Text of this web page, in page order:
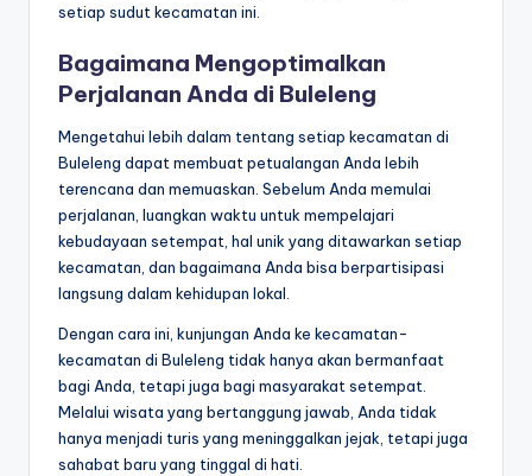
setiap sudut kecamatan ini.
Bagaimana Mengoptimalkan
Perjalanan Anda di Buleleng
Mengetahui lebih dalam tentang setiap kecamatan di
Buleleng dapat membuat petualangan Anda lebih
terencana dan memuaskan. Sebelum Anda memulai
perjalanan, luangkan waktu untuk mempelajari
kebudayaan setempat, hal unik yang ditawarkan setiap
kecamatan, dan bagaimana Anda bisa berpartisipasi
langsung dalam kehidupan lokal.
Dengan cara ini, kunjungan Anda ke kecamatan-
kecamatan di Buleleng tidak hanya akan bermanfaat
bagi Anda, tetapi juga bagi masyarakat setempat.
Melalui wisata yang bertanggung jawab, Anda tidak
hanya menjadi turis yang meninggalkan jejak, tetapi juga
sahabat baru yang tinggal di hati.